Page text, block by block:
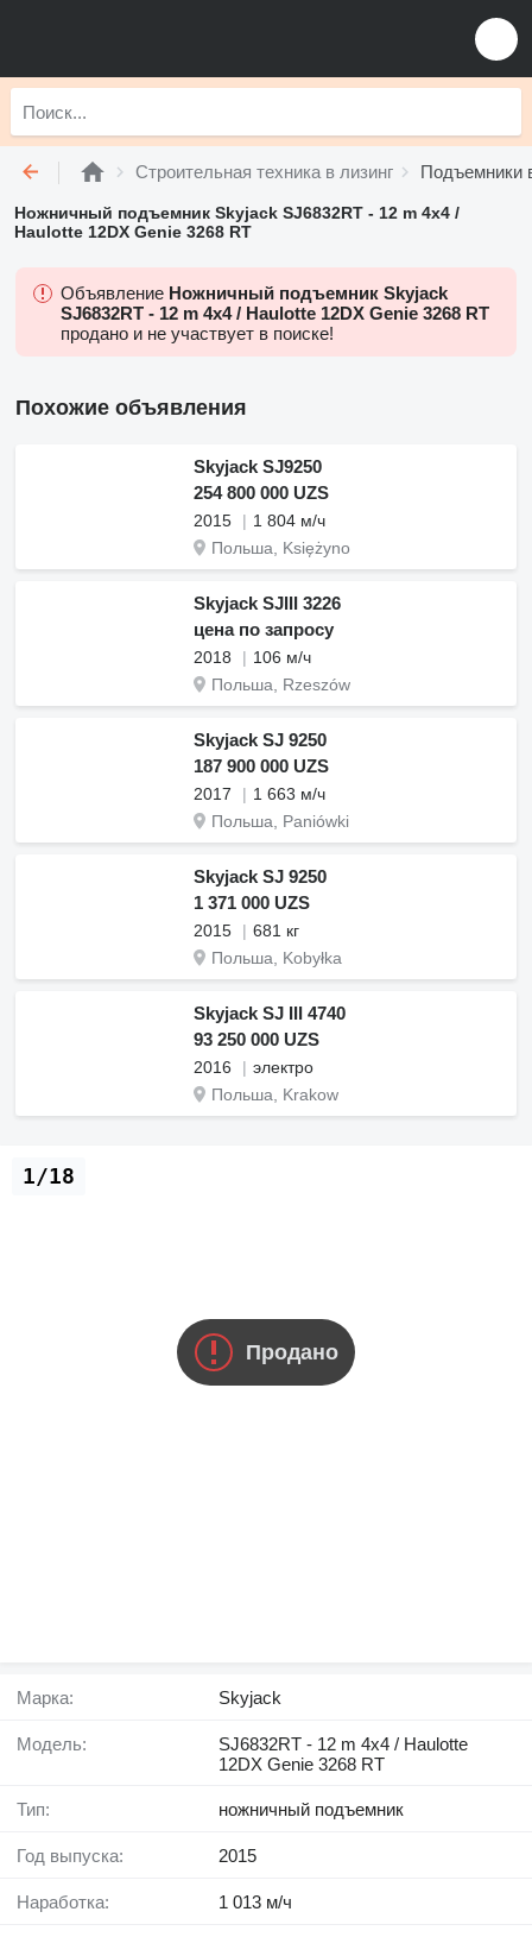
Строительная техника в лизинг Подъемники
Ножничный подъемник Skyjack SJ6832RT - 12 m 4x4 /
Haulotte 12DX Genie 3268 RT
Объявление Ножничный подъемник Skyjack
SJ6832RT - 12 m 4x4 / Haulotte 12DX Genie 3268 RT
продано и не участвует в поиске!
Похожие объявления
Skyjack SJ9250
254 800 000 UZS
2015
1 804 м/ч
Польша, Księżyno
Skyjack SJIII 3226
цена по запросу
2018
106 м/ч
Польша, Rzeszów
Skyjack SJ 9250
187 900 000 UZS
2017
1 663 м/ч
Польша, Paniówki
Skyjack SJ 9250
1 371 000 UZS
2015
681 кг
Польша, Kobyłka
Skyjack SJ III 4740
93 250 000 UZS
2016
электро
Польша, Krakow
Продано
1/18
Марка: Skyjack
Модель:
SJ6832RT - 12 m 4x4 / Haulotte
12DX Genie 3268 RT
Тип: ножничный подъемник
Год выпуска: 2015
Наработка: 1 013 м/ч